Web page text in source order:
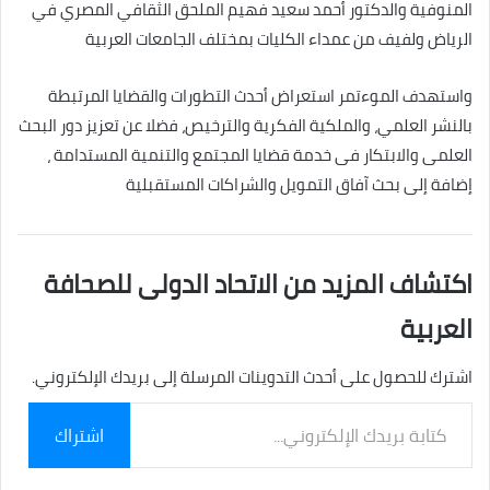
المنوفية والدكتور أحمد سعيد فهيم الملحق الثقافي المصري في
الرياض ولفيف من عمداء الكليات بمختلف الجامعات العربية
واستهدف الموءتمر استعراض أحدث التطورات والقضايا المرتبطة
بالنشر العلمي، والملكية الفكرية والترخيص، فضلا عن تعزيز دور البحث
العلمى والابتكار فى خدمة قضايا المجتمع والتنمية المستدامة ،
إضافة إلى بحث آفاق التمويل والشراكات المستقبلية
اكتشاف المزيد من الاتحاد الدولى للصحافة
العربية
اشترك للحصول على أحدث التدوينات المرسلة إلى بريدك الإلكتروني.
بريدك
الإلكتروني...
اشتراك